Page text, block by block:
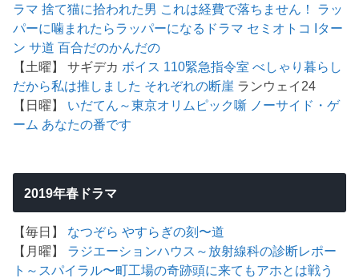
ラマ 捨て猫に拾われた男 これは経費で落ちません！
ラッ
パーに噛まれたらラッパーになるドラマ セミオトコ Iター
ン サ道 百合だのかんだの
【土曜】 サギデカ ボイス 110緊急指令室 べしゃり暮らし
だから私は推しました それぞれの断崖 ランウェイ24
【日曜】 いだてん～東京オリムピック噺 ノーサイド・ゲ
ーム あなたの番です
2019年春ドラマ
【毎日】 なつぞら やすらぎの刻〜道
【月曜】 ラジエーションハウス～放射線科の診断レポー
ト～ スパイラル〜町工場の奇跡頭に来てもアホとは戦う